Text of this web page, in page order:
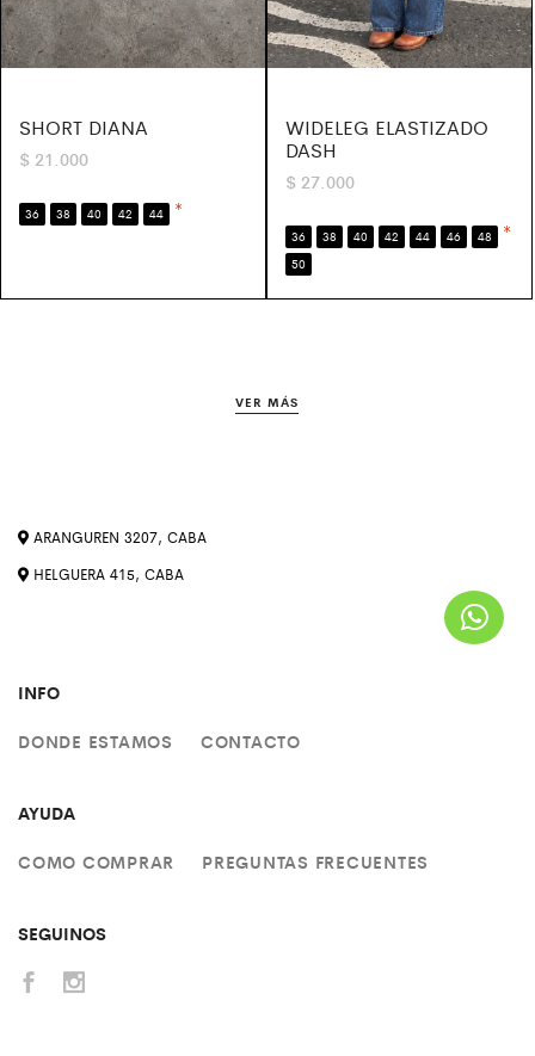
SHORT DIANA
$ 21.000
36 38 40 42 44 *
WIDELEG ELASTIZADO
DASH
$ 27.000
36 38 40 42 44 46
48
50
*
VER MÁS
ARANGUREN 3207, CABA
HELGUERA 415, CABA
INFO
DONDE ESTAMOS CONTACTO
AYUDA
COMO COMPRAR PREGUNTAS FRECUENTES
SEGUINOS